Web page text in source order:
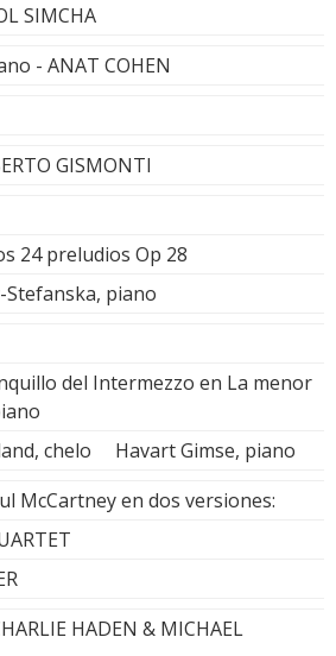
SIMCHA
- ANAT COHEN
GISMONTI
24 preludios Op 28
Stefanska, piano
del Intermezzo en La menor
chelo Havart Gimse, piano
McCartney en dos versiones:
HADEN & MICHAEL